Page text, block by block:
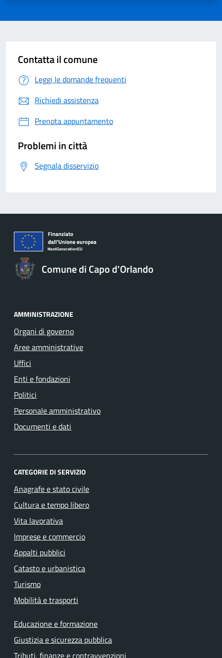
Contatta il comune
Leggi le domande frequenti
Richiedi assistenza
Prenota appuntamento
Problemi in città
Segnala disservizio
Comune di Capo d'Orlando
AMMINISTRAZIONE
Organi di governo
Aree amministrative
Uffici
Enti e fondazioni
Politici
Personale amministrativo
Documenti e dati
CATEGORIE DI SERVIZIO
Anagrafe e stato civile
Cultura e tempo libero
Vita lavorativa
Imprese e commercio
Appalti pubblici
Catasto e urbanistica
Turismo
Mobilità e trasporti
Educazione e formazione
Giustizia e sicurezza pubblica
Tributi, finanze e contravvenzioni